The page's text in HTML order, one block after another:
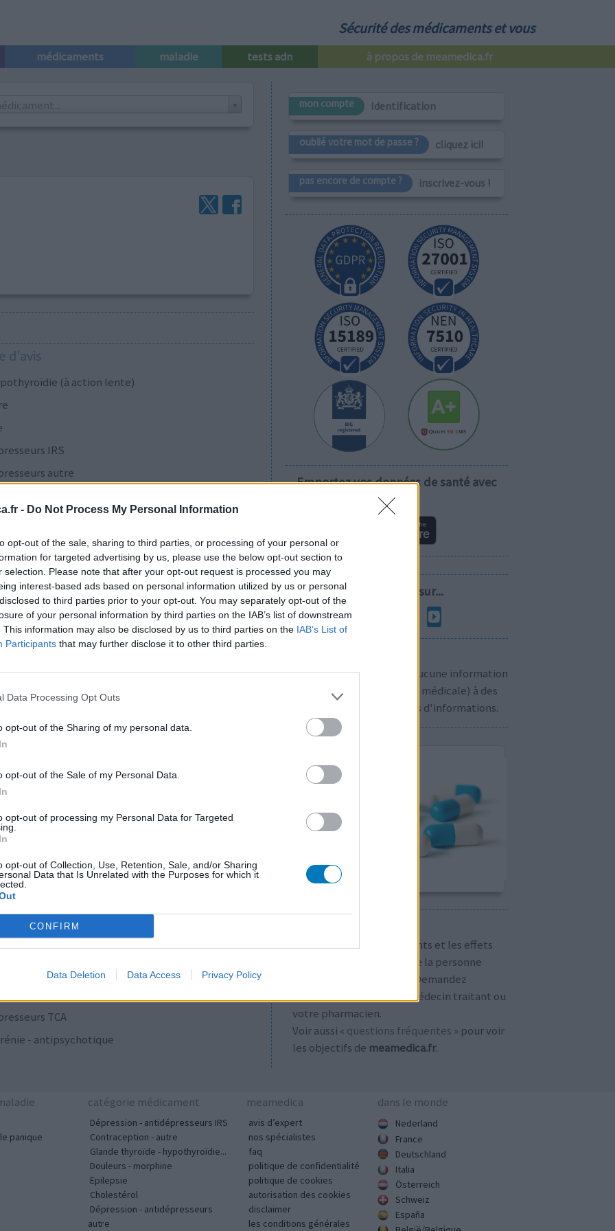
- Do Not Process My Personal Information
opt-out of the sale, sharing to third parties, or processing of your personal or
for targeted advertising by us, please use the below opt-out section to
selection. Please note that after your opt-out request is processed you may
interest-based ads based on personal information utilized by us or personal
to third parties prior to your opt-out. You may separately opt-out of the
of your personal information by third parties on the IAB’s list of downstream
This information may also be disclosed by us to third parties on the IAB’s List of
Participants that may further disclose it to other third parties.
Data Processing Opt Outs
opt-out of the Sharing of my personal data.
opt-out of the Sale of my Personal Data.
opt-out of processing my Personal Data for Targeted
opt-out of Collection, Use, Retention, Sale, and/or Sharing
Data that Is Unrelated with the Purposes for which it
CONFIRM
Data Deletion Data Access Privacy Policy
Sécurité des médicaments et vous
médicaments maladie tests adn à propos de meamedica.fr
d'avis
(à action lente)
IRS
autre
IRS
à large spectre
IRS
autre
antihormones
IRS
IRS
oraux
bloquant
bloquant
- antipsychotique
oraux
TCA
- antipsychotique
mon compte Identification
oublié votre mot de passe ? cliquez ici!
pas encore de compte ? inscrivez-vous !
Emportez vos données de santé avec
vous!
Suivez-nous sur...
Nous ne communiquons aucune information
personnelle (prescription médicale) à des
pour plus d'informations.
Les avis sur les médicaments et les effets
secondaires dépendent de la personne
utilisant le médicament. Demandez
toujours conseil à votre médecin traitant ou
votre pharmacien.
Voir aussi « questions fréquentes » pour voir
les objectifs de meamedica.fr.
panique
catégorie médicament
Dépression - antidépresseurs IRS
Contraception - autre
Glande thyroïde - hypothyroïdie...
Douleurs - morphine
Epilepsie
Cholestérol
Dépression - antidépresseurs
autre
meamedica
avis d’expert
nos spécialistes
faq
politique de confidentialité
politique de cookies
autorisation des cookies
disclaimer
les conditions générales
dans le monde
Nederland
France
Deutschland
Italia
Österreich
Schweiz
España